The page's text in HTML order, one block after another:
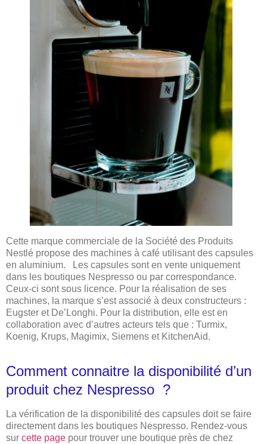
Cette marque commerciale de la Société des Produits
Nestlé propose des machines à café utilisant des capsules
en aluminium. Les capsules sont en vente uniquement
dans les boutiques Nespresso ou par correspondance.
Ceux-ci sont sous licence. Pour la réalisation de ses
machines, la marque s’est associé à deux constructeurs :
Eugster et De’Longhi. Pour la distribution, elle est en
collaboration avec d’autres acteurs tels que : Turmix,
Koenig, Krups, Magimix, Siemens et KitchenAid.
Comment connaitre la disponibilité d’un
produit chez Nespresso ?
La vérification de la disponibilité des capsules doit se faire
directement dans les boutiques Nespresso. Rendez-vous
sur cette page pour trouver une boutique près de chez